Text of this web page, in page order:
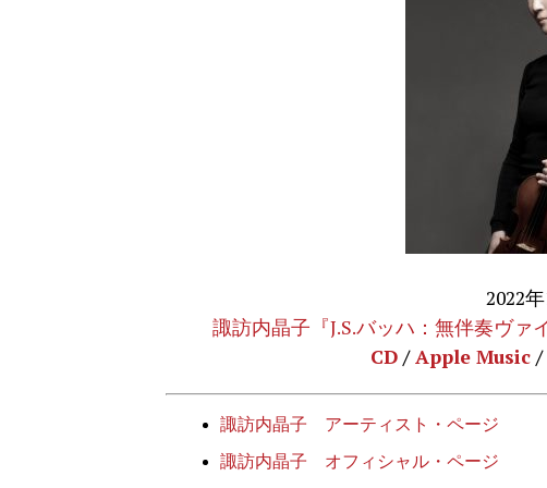
2022
諏訪内晶子『J.S.バッハ：無伴奏ヴァ
CD/Apple Music/
諏訪内晶子 アーティスト・ページ
諏訪内晶子 オフィシャル・ページ